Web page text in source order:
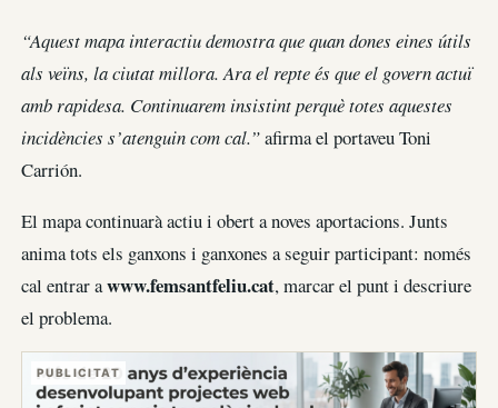
“Aquest mapa interactiu demostra que quan dones eines útils
als veïns, la ciutat millora. Ara el repte és que el govern actuï
amb rapidesa. Continuarem insistint perquè totes aquestes
incidències s’atenguin com cal.”afirma el portaveu Toni
Carrión.
El mapa continuarà actiu i obert a noves aportacions. Junts
anima tots els ganxons i ganxones a seguir participant: només
cal entrar awww.femsantfeliu.cat, marcar el punt i descriure
el problema.
PUBLICITAT